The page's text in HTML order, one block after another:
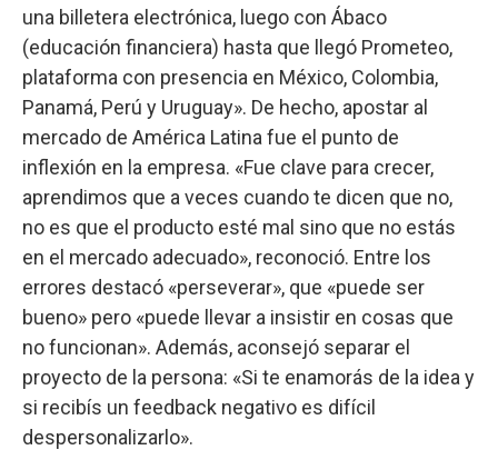
una billetera electrónica, luego con Ábaco
(educación financiera) hasta que llegó Prometeo,
plataforma con presencia en México, Colombia,
Panamá, Perú y Uruguay». De hecho, apostar al
mercado de América Latina fue el punto de
inflexión en la empresa. «Fue clave para crecer,
aprendimos que a veces cuando te dicen que no,
no es que el producto esté mal sino que no estás
en el mercado adecuado», reconoció. Entre los
errores destacó «perseverar», que «puede ser
bueno» pero «puede llevar a insistir en cosas que
no funcionan». Además, aconsejó separar el
proyecto de la persona: «Si te enamorás de la idea y
si recibís un feedback negativo es difícil
despersonalizarlo».